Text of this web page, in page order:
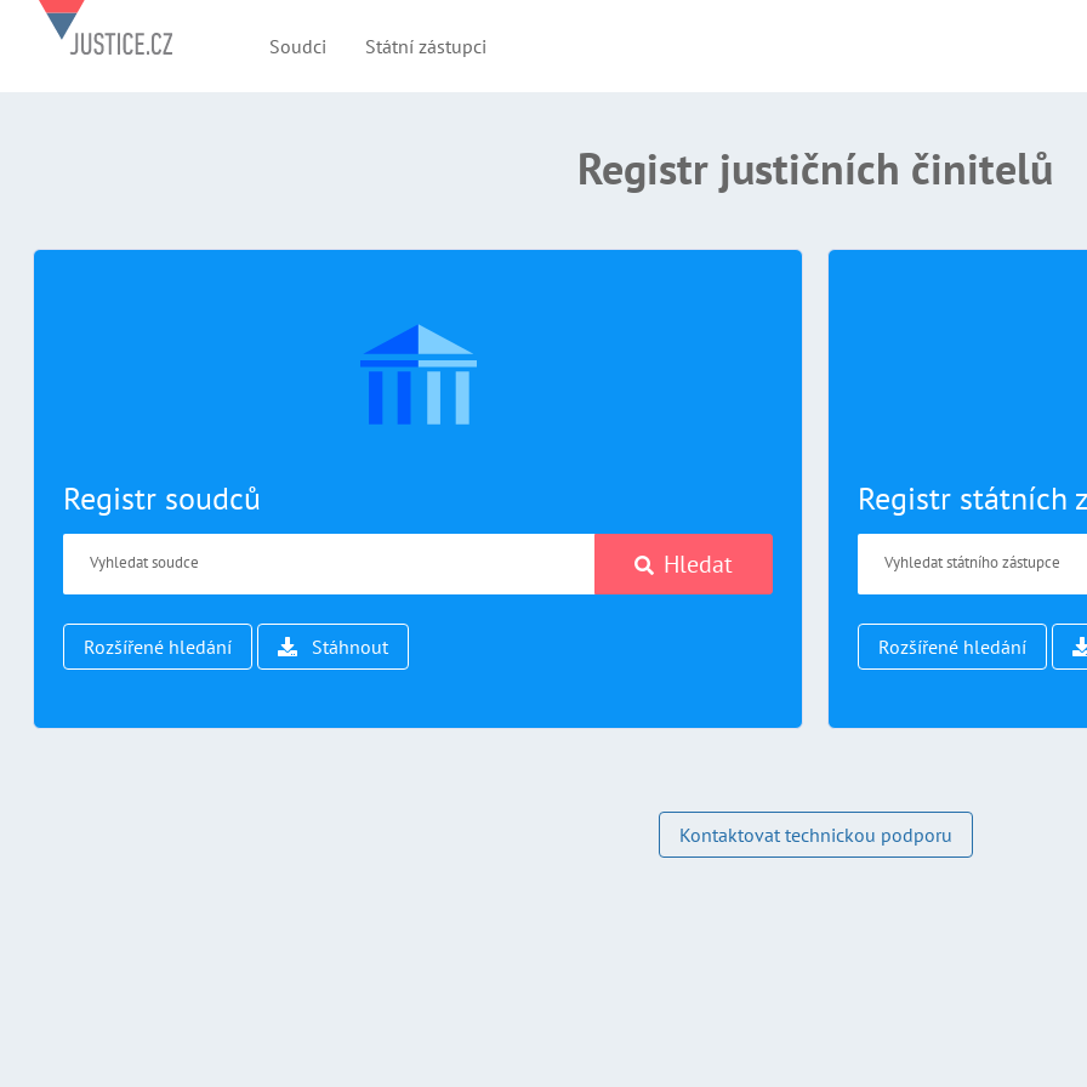
Soudci Státní zástupci
Registr justičních činitelů
Registr soudců
Hledat
Rozšířené hledání Stáhnout
Registr státních
Rozšířené hledání
Kontaktovat technickou podporu